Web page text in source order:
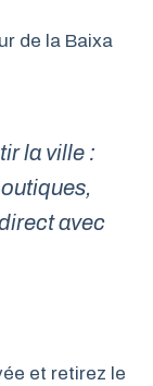
de la Baixa
la ville :
avec
et retirez le